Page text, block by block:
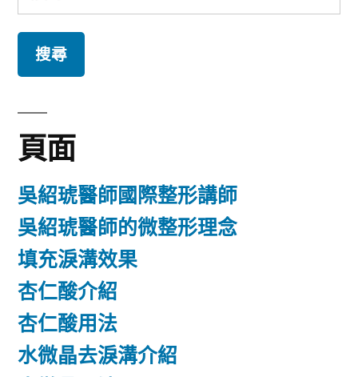
尋
鍵
字:
頁面
吳紹琥醫師國際整形講師
吳紹琥醫師的微整形理念
填充淚溝效果
杏仁酸介紹
杏仁酸用法
水微晶去淚溝介紹